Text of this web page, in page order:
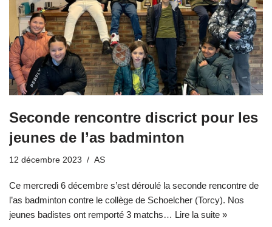
Seconde rencontre discrict pour les
jeunes de l’as badminton
12 décembre 2023 AS
Ce mercredi 6 décembre s’est déroulé la seconde rencontre de
l’as badminton contre le collège de Schoelcher (Torcy). Nos
jeunes badistes ont remporté 3 matchs… Lire la suite »